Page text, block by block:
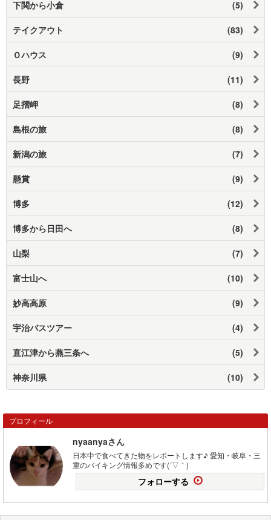
下関から小倉 (5)
テイクアウト (83)
Ｏハウス (9)
長野 (11)
足摺岬 (8)
島根の旅 (8)
新潟の旅 (7)
懸賞 (9)
博多 (12)
博多から日田へ (8)
山梨 (7)
富士山へ (10)
妙高高原 (9)
宇治バスツアー (4)
直江津から燕三条へ (5)
神奈川県 (10)
プロフィール
nyaanyaさん
日本中で食べてきた物をレポートします♪ 愛知・岐阜・三
重のバイキング情報多めです(´▽｀)
フォローする